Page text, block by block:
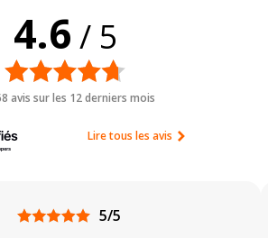
4.6 / 5
avis sur les 12 derniers mois
Lire tous les avis
5/5